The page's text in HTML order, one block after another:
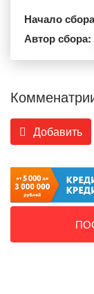
Начало
Автор сбора:
Добавить